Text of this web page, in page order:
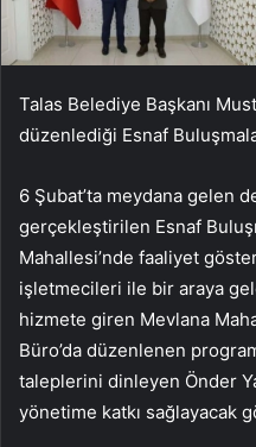
Talas Belediye Başkanı
düzenlediği Esnaf
6 Şubat’ta meydana gelen
gerçekleştirilen Esnaf
Mahallesi’nde faaliyet
işletmecileri ile bir araya
hizmete giren Mevlana
Büro’da düzenlenen
taleplerini dinleyen Önder
yönetime katkı sağlayacak